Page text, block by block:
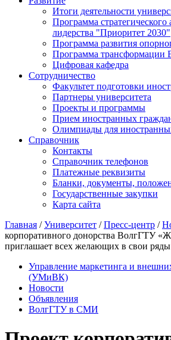
Итоги деятельности
Программа стратегического
лидерства "Приоритет 2030"
Программа развития
Программа трансформации
Цифровая кафедра
Сотрудничество
Факультет подготовки
Партнеры университета
Проекты и программы
Прием иностранных
Олимпиады для
Справочник
Контакты
Справочник телефонов
Платежные реквизиты
Бланки, документы,
Государственные закупки
Карта сайта
Главная /Университет /Пресс-центр /
корпоративного донорства ВолгГТУ
приглашает всех желающих в свои ряды
Управление маркетинга и
(УМиВК)
Новости
Объявления
ВолгГТУ в СМИ